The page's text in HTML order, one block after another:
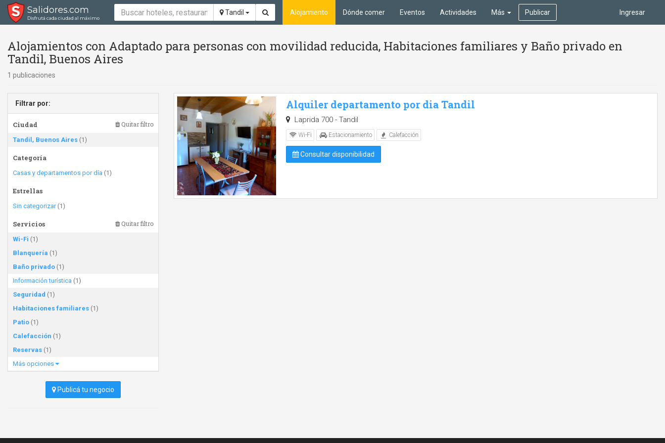
Salidores.com
Disfrutá cada ciudad al máximo
Tandil Ingresar
Alojamiento Dónde comer Eventos Actividades Más Publicar
Alojamientos con Adaptado para personas con movilidad reducida, Habitaciones familiares y Baño privado en
Tandil, Buenos Aires
1 publicaciones
Filtrar por:
Ciudad Quitar filtro
Tandil, Buenos Aires (1)
Categoría
Casas y departamentos por día (1)
Estrellas
Sin categorizar(1)
Servicios Quitar filtro
Wi-Fi (1)
Blanquería (1)
Baño privado (1)
Información turística (1)
Seguridad (1)
Habitaciones familiares (1)
Patio (1)
Calefacción (1)
Reservas (1)
Más opciones
Publicá tu negocio
Alquiler departamento por dia Tandil
Laprida 700 - Tandil
Wi-Fi Estacionamiento Calefacción
Consultar disponibilidad